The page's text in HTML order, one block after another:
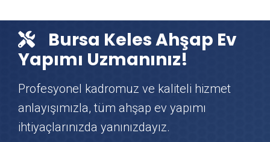
Keles Vinç Kiralama
Keles Çatı Ustası
Bursa Keles Ahşap Ev
Yapımı Uzmanınız!
Profesyonel kadromuz ve kaliteli hizmet
anlayışımızla, tüm ahşap ev yapımı
ihtiyaçlarınızda yanınızdayız.